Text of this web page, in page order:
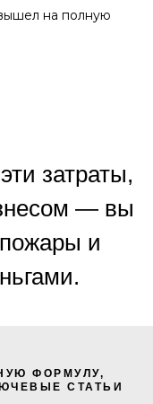
на полную
затраты,
— вы
и
ФОРМУЛУ,
СТАТЬИ